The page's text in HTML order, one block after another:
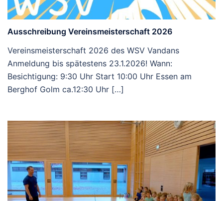
Ausschreibung Vereinsmeisterschaft 2026
Vereinsmeisterschaft 2026 des WSV Vandans
Anmeldung bis spätestens 23.1.2026! Wann:
Besichtigung: 9:30 Uhr Start 10:00 Uhr Essen am
Berghof Golm ca.12:30 Uhr […]